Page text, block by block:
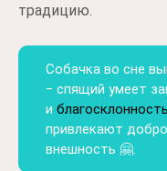
традицию.
Собачка во сне
‒ спящий умеет
и
привлекают
внешность 🤗.